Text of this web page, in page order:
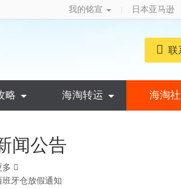
我的铭宣 日本亚马逊
联
略 海淘转运 海淘
闻公告
多
班牙仓放假通知